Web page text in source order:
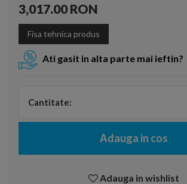
3,017.00 RON
Fisa tehnica produs
Ati gasit in alta parte mai ieftin?
Cantitate:
Adauga in cos
Adauga in wishlist